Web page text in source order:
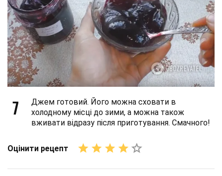
7
Джем готовий. Його можна сховати в
холодному місці до зими, а можна також
вживати відразу після приготування. Смачного!
Оцінити рецепт